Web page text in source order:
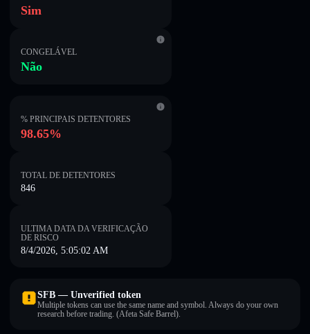
Sim
CONGELÁVEL
Não
% PRINCIPAIS DETENTORES
98.65%
TOTAL DE DETENTORES
846
ULTIMA DATA DA VERIFICAÇÃO
DE RISCO
8/4/2026, 5:05:02 AM
SFB — Unverified token
Multiple tokens can use the same name and symbol. Always do your own
research before trading. (Afeta Safe Barrel).